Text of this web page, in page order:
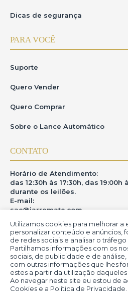
Utilizamos cookies para melhorar a
personalizar conteúdo e anúncios,
de redes sociais e analisar o tráfego
Partilhamos informações com os
sociais, de publicidade e de
com outras informações que lhes
estes a partir da utilização daqueles
Ao navegar neste site eu estou de
Cookies e a Política de Privacidade
Dicas de segurança
PARA VOCÊ
Suporte
Quero Vender
Quero Comprar
Sobre o Lance Automático
CONTATO
Horário de Atendimento:
das 12:30h às 17:30h, das
durante os leilões.
E-mail:
sac@iarremate.com
ONDE ESTAMOS
R. Heitor Modesto, 28 - Estação
CEP: 37470-000